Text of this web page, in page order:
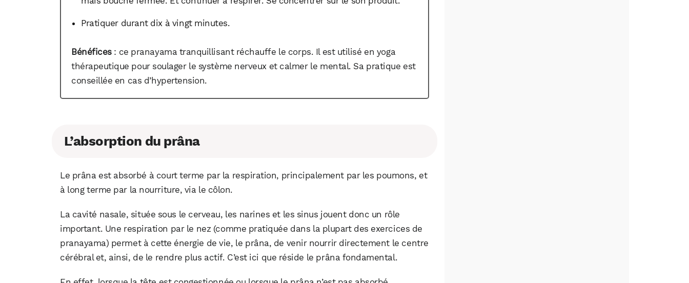
Pratiquer durant dix à vingt minutes.
Bénéfices: ce pranayama tranquillisant réchauffe le corps. Il est utilisé en yoga
thérapeutique pour soulager le système nerveux et calmer le mental. Sa pratique est
conseillée en cas d’hypertension.
L’absorption du prâna
Le prâna est absorbé à court terme par la respiration, principalement par les poumons, et
à long terme par la nourriture, via le côlon.
La cavité nasale, située sous le cerveau, les narines et les sinus jouent donc un rôle
important. Une respiration par le nez (comme pratiquée dans la plupart des exercices de
pranayama) permet à cette énergie de vie, le prâna, de venir nourrir directement le centre
cérébral et, ainsi, de le rendre plus actif. C’est ici que réside le prâna fondamental.